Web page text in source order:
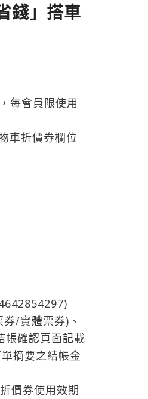
錢」搭車
每會員限使用
車折價券欄位
/實體票券)、
帳確認頁面記載
摘要之結帳金
價券使用效期